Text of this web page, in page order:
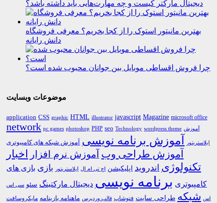
دیجیتال مارکتر کیست و چه مهارت‌هایی باید داشته باشد؟
بهترین مانیتور استوک را از کجا بخریم؟ معرفی فروشگاه
دانش رایانه
چرا فروش اقساطی موبایل بین جوانان محبوب شده است؟
موضوعات وبسایت
application CSS graphic HTML illustrator javascript Magazine microsoft office
network pc games photoshop PHP seo Technology wordpress theme آموزش
ایلاستریتور آموزش برنامه نویسی آموزش شبکه های کامپیوتری
آموزش طراحی وب آموزش نرم افزار اخبار
تکنولوژی اندروید اپلیکیشن اچ تی ام ال ایلاستریتور بازی بازی های
کامپیوتری برنامه نویسی دیجیتال مارکتینگ سئو سی اس
اس شبکه طراحی سایت فتوشاپ قالب وردپرس ماهنامه بازینامه مایکروسافت